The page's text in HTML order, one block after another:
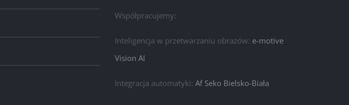
Współpracujemy:
Inteligencja w przetwarzaniu obrazów: e-motive
Vision AI
Integracja automatyki: Af Seko Bielsko-Biała